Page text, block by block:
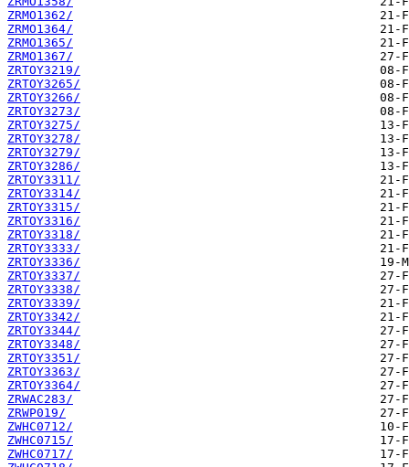
ZRMO1362/
ZRMO1364/
ZRMO1365/
ZRMO1367/
ZRTOY3219/
ZRTOY3265/
ZRTOY3266/
ZRTOY3273/
ZRTOY3275/
ZRTOY3278/
ZRTOY3279/
ZRTOY3286/
ZRTOY3311/
ZRTOY3314/
ZRTOY3315/
ZRTOY3316/
ZRTOY3318/
ZRTOY3333/
ZRTOY3336/
ZRTOY3337/
ZRTOY3338/
ZRTOY3339/
ZRTOY3342/
ZRTOY3344/
ZRTOY3348/
ZRTOY3351/
ZRTOY3363/
ZRTOY3364/
ZRWAC283/
ZRWP019/
ZWHC0712/
ZWHC0715/
ZWHC0717/